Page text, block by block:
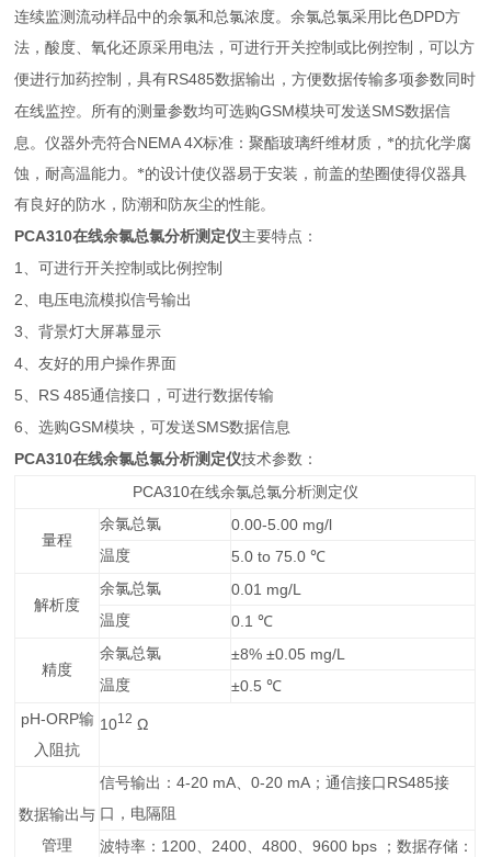
连续监测流动样品中的余氯和总氯浓度。余氯总氯采用比色DPD方
法，酸度、氧化还原采用电法，可进行开关控制或比例控制，可以方
便进行加药控制，具有RS485数据输出，方便数据传输多项参数同时
在线监控。所有的测量参数均可选购GSM模块可发送SMS数据信
息。仪器外壳符合NEMA 4X标准：聚酯玻璃纤维材质，*的抗化学腐
蚀，耐高温能力。*的设计使仪器易于安装，前盖的垫圈使得仪器具
有良好的防水，防潮和防灰尘的性能。
PCA310在线余氯总氯分析测定仪主要特点：
1 、可进行开关控制或比例控制
2、电压电流模拟信号输出
3、背景灯大屏幕显示
4、友好的用户操作界面
5、 RS 485通信接口，可进行数据传输
6、选购GSM模块，可发送SMS数据信息
PCA310在线余氯总氯分析测定仪技术参数：
PCA310在线余氯总氯分析测定仪
量程
余氯总氯 0.00-5.00 mg/l
温度 5.0 to 75.0℃
解析度
余氯总氯 0.01 mg/L
温度 0.1℃
精度
余氯总氯 ±8% ±0.05 mg/L
温度 ±0.5℃
pH-ORP输
入阻抗
1012 Ω
数据输出与
管理
信号输出：4-20 mA、0-20 mA ；通信接口 RS485接
口，电隔阻
波特率： 1200、2400、4800、9600 bps ；数据存储：